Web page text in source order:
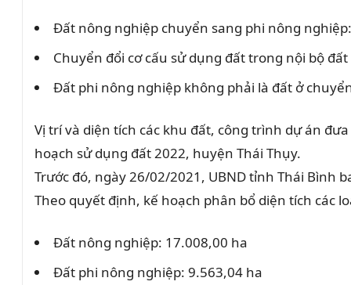
Đất nông nghiệp chuyển sang phi nông
Chuyển đổi cơ cấu sử dụng đất trong nội bộ
Đất phi nông nghiệp không phải là đất ở
Vị trí và diện tích các khu đất, công trình dự án
hoạch sử dụng đất 2022, huyện Thái Thụy.
Trước đó, ngày 26/02/2021, UBND tỉnh Thái Bình
Theo quyết định, kế hoạch phân bổ diện tích các
Đất nông nghiệp: 17.008,00 ha
Đất phi nông nghiệp: 9.563,04 ha